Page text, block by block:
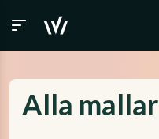
Alla mallar